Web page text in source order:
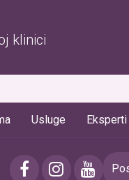
klinici
Usluge Eksperti